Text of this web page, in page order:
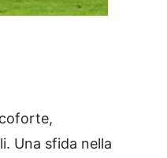
Una sfida nella